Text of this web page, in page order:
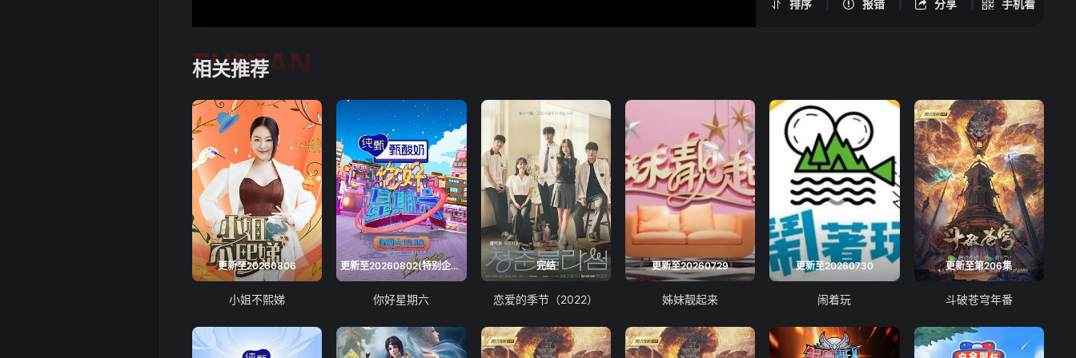
排序 报错 分享 手机看
相关推荐
TUIJIAN
更新至20260806
小姐不熙娣
更新至20260802(特别企划)
你好星期六
完结
恋爱的季节（2022）
更新至20260729
姊妹靓起来
更新至20260730
闹着玩
更新至第206集
斗破苍穹年番